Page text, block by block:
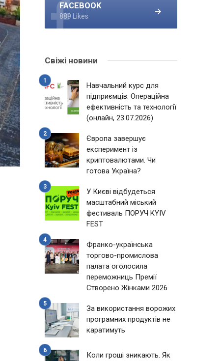
FACEBOOK
889 Likes
Свіжі новини
Навчальний курс для
підприємців: Операційна
ефективність та технології
(онлайн, 23.07.2026)
Європа завершує
експеримент із
криптовалютами. Чи
готова Україна?
У Києві відбудеться
масштабний міський
фестиваль ПОРУЧ KYIV
FEST
Франко-українська
торгово-промислова
палата оголосила
переможниць Премії
Створено Жінками 2026
За використання ворожих
програмних продуктів не
каратимуть
Коли гроші зникають. Як